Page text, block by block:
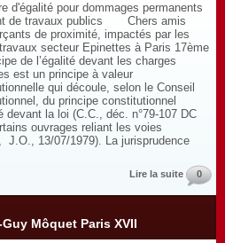
d'égalité pour dommages permanents
de travaux publics Chers amis
de proximité, impactés par les
secteur Epinettes à Paris 17ème
de l’égalité devant les charges
est un principe à valeur
qui découle, selon le Conseil
du principe constitutionnel
devant la loi (C.C., déc. n°79-107 DC
ouvrages reliant les voies
J.O., 13/07/1979). La jurisprudence
Lire la suite 0
Môquet Paris XVII